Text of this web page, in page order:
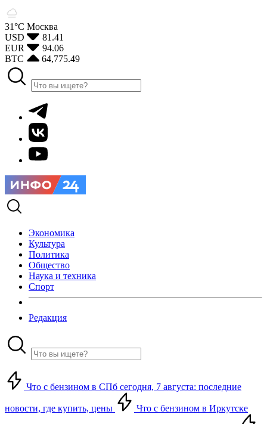
31°С Москва
USD
81.41
EUR
94.06
BTC
64,775.49
Экономика
Культура
Политика
Общество
Наука и техника
Спорт
Редакция
Что с бензином в СПб сегодня, 7 августа: последние
новости, где купить, цены Что с бензином в Иркутске